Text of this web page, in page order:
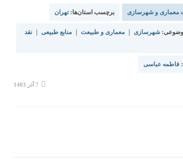
معماری و شهرسازی برچسب استان‌ها:تهران
شهرسازی معماری و طبیعت منابع طبیعی
نقد
فاطمه عباسی
نوشته
منتشر
7 آذر 1403